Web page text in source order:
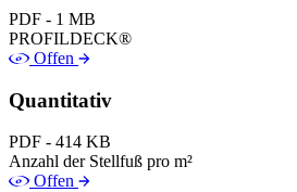
PDF - 1 MB
PROFILDECK®
Offen
Quantitativ
PDF - 414 KB
Anzahl der Stellfuß pro m²
Offen